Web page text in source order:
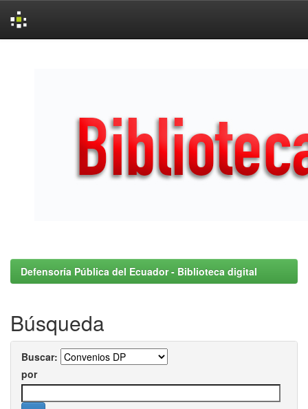
Defensoría Pública del Ecuador - Biblioteca digital
Búsqueda
Buscar:
por